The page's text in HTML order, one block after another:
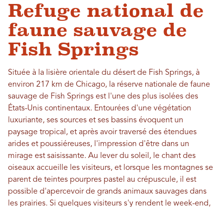
Refuge national de
faune sauvage de
Fish Springs
Située à la lisière orientale du désert de Fish Springs, à
environ 217 km de Chicago, la réserve nationale de faune
sauvage de Fish Springs est l'une des plus isolées des
États-Unis continentaux. Entourées d'une végétation
luxuriante, ses sources et ses bassins évoquent un
paysage tropical, et après avoir traversé des étendues
arides et poussiéreuses, l'impression d'être dans un
mirage est saisissante. Au lever du soleil, le chant des
oiseaux accueille les visiteurs, et lorsque les montagnes se
parent de teintes pourpres pastel au crépuscule, il est
possible d'apercevoir de grands animaux sauvages dans
les prairies. Si quelques visiteurs s'y rendent le week-end,